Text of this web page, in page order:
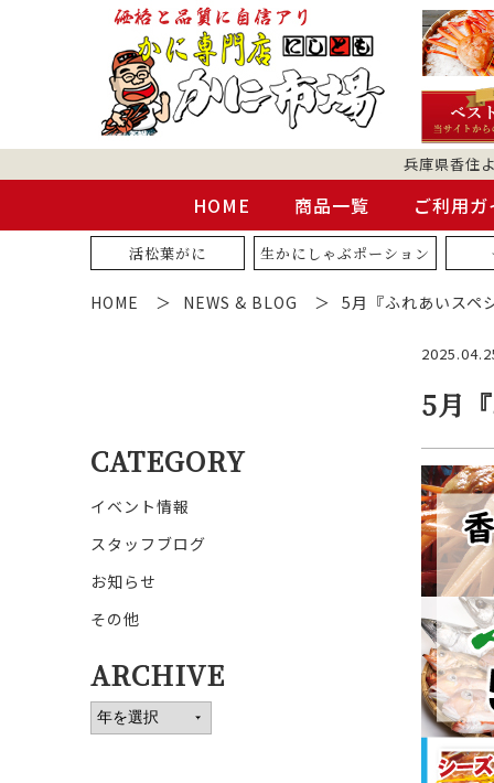
兵庫県香住
HOME 商品一覧 ご利用
活松葉がに 生かにしゃぶポーション
HOME NEWS & BLOG 5月『ふれあいスペ
5月
CATEGORY
イベント情報
スタッフブログ
お知らせ
その他
ARCHIVE